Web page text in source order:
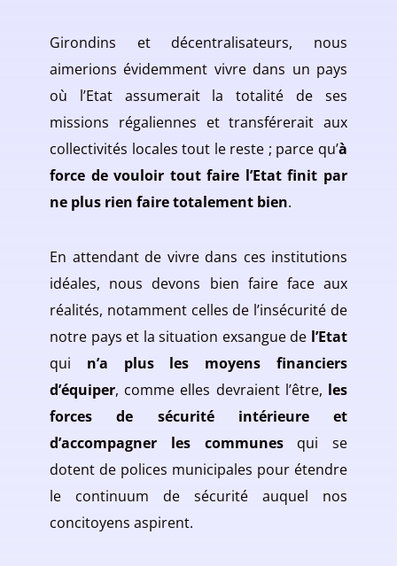
Girondins et décentralisateurs, nous
aimerions évidemment vivre dans un pays
où l’Etat assumerait la totalité de ses
missions régaliennes et transférerait aux
collectivités locales tout le reste ; parce qu’à
force de vouloir tout faire l’Etat finit par
ne plus rien faire totalement bien.
En attendant de vivre dans ces institutions
idéales, nous devons bien faire face aux
réalités, notamment celles de l’insécurité de
notre pays et la situation exsangue de l’Etat
qui n’a plus les moyens financiers
d’équiper, comme elles devraient l’être, les
forces de sécurité intérieure et
d’accompagner les communesqui se
dotent de polices municipales pour étendre
le continuum de sécurité auquel nos
concitoyens aspirent.